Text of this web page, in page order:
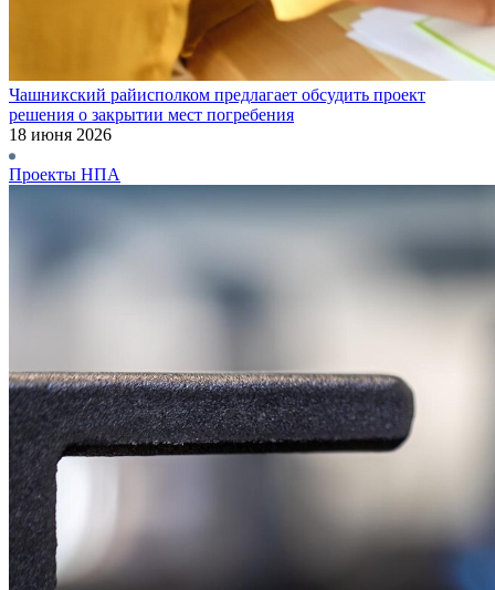
Чашникский райисполком предлагает обсудить проект
решения о закрытии мест погребения
18 июня 2026
Проекты НПА